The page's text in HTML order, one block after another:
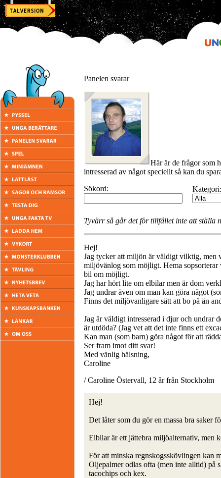
Panelen svarar
Här är de frågor som
intresserad av något speciellt så kan du
Sökord:
Kategori:
Tyvärr så går det för tillfället inte att ställa
Hej!
Jag tycker att miljön är väldigt vilktig, men
miljövänlog som möjligt. Hema
bil om möjligt.
Jag har hört lite om elbilar men är dom
Jag undrar även om man kan göra något
Finns det miljövanligare sätt att bo på än
Jag är väldigt intresserad i djur och undrar
är utdöda? (Jag vet att det inte finns ett
Kan man (som barn) göra något för att
Ser fram imot ditt svar!
Med vänlig hälsning,
Caroline
/ Caroline Östervall, 12 år från Stockholm
Hej!
Det låter som du gör en massa bra saker
Elbilar är ett jättebra miljöalternativ, men
För att minska regnskogsskövlingen kan
Oljepalmer odlas ofta (men inte alltid) på
tacochips och kex.